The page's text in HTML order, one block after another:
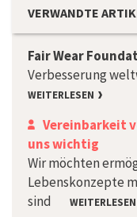
VERWANDTE
Fair Wear
Verbesserung
WEITERLESEN
Vereinbarkeit
uns wichtig
Wir möchten
Lebenskonzepte
sind
WEITERLESEN